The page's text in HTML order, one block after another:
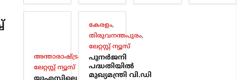
അന്താരാഷ്ട്രം ട്രെൻഡിംഗ്,
ലേറ്റസ്റ്റ് ന്യൂസ്
കേരളം,
തിരുവനന്തപുരം,
ലേറ്റസ്റ്റ് ന്യൂസ്
പുനർജനി
പദ്ധതിയിൽ
മുഖ്യമന്ത്രി വി.ഡി